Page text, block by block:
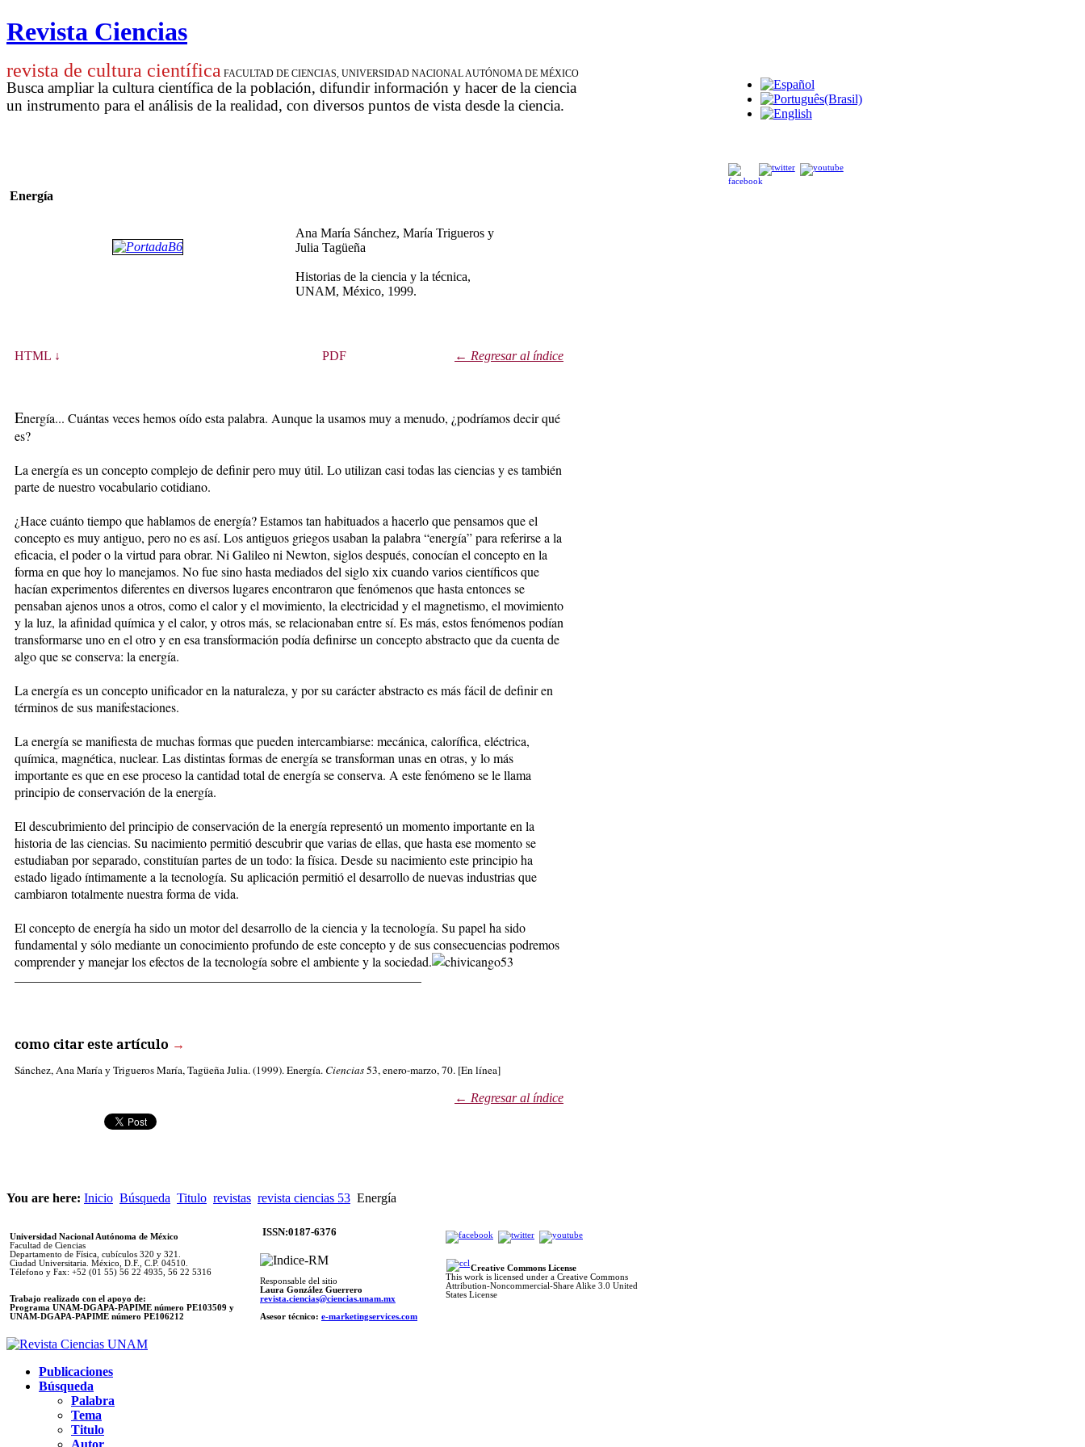
Revista Ciencias
revista de cultura científica FACULTAD DE CIENCIAS, UNIVERSIDAD NACIONAL AUTÓNOMA DE MÉXICO
Busca ampliar la cultura científica de la población, difundir información y hacer de la ciencia
un instrumento para el análisis de la realidad, con diversos puntos de vista desde la ciencia.
Energía
Ana María Sánchez, María Trigueros y
Julia Tagüeña
Historias de la ciencia y la técnica,
UNAM, México, 1999.
HTML ↓ PDF ← Regresar al índice
Energía... Cuántas veces hemos oído esta palabra. Aunque la usamos muy a menudo, ¿podríamos decir qué
es?
La energía es un concepto complejo de definir pero muy útil. Lo utilizan casi todas las ciencias y es también
parte de nuestro vocabulario cotidiano.
¿Hace cuánto tiempo que hablamos de energía? Estamos tan habituados a hacerlo que pensamos que el
concepto es muy antiguo, pero no es así. Los antiguos griegos usaban la palabra “energía” para referirse a la
eficacia, el poder o la virtud para obrar. Ni Galileo ni Newton, siglos después, conocían el concepto en la
forma en que hoy lo manejamos. No fue sino hasta mediados del siglo xix cuando varios científicos que
hacían experimentos diferentes en diversos lugares encontraron que fenómenos que hasta entonces se
pensaban ajenos unos a otros, como el calor y el movimiento, la electricidad y el magnetismo, el movimiento
y la luz, la afinidad química y el calor, y otros más, se relacionaban entre sí. Es más, estos fenómenos podían
transformarse uno en el otro y en esa transformación podía definirse un concepto abstracto que da cuenta de
algo que se conserva: la energía.
La energía es un concepto unificador en la naturaleza, y por su carácter abstracto es más fácil de definir en
términos de sus manifestaciones.
La energía se manifiesta de muchas formas que pueden intercambiarse: mecánica, calorífica, eléctrica,
química, magnética, nuclear. Las distintas formas de energía se transforman unas en otras, y lo más
importante es que en ese proceso la cantidad total de energía se conserva. A este fenómeno se le llama
principio de conservación de la energía.
El descubrimiento del principio de conservación de la energía representó un momento importante en la
historia de las ciencias. Su nacimiento permitió descubrir que varias de ellas, que hasta ese momento se
estudiaban por separado, constituían partes de un todo: la física. Desde su nacimiento este principio ha
estado ligado íntimamente a la tecnología. Su aplicación permitió el desarrollo de nuevas industrias que
cambiaron totalmente nuestra forma de vida.
El concepto de energía ha sido un motor del desarrollo de la ciencia y la tecnología. Su papel ha sido
fundamental y sólo mediante un conocimiento profundo de este concepto y de sus consecuencias podremos
comprender y manejar los efectos de la tecnología sobre el ambiente y la sociedad.
como citar este artículo →
Sánchez, Ana Maríay Trigueros María, Tagüeña Julia. (1999). Energía. Ciencias53, enero-marzo, 70. [En línea]
← Regresar al índice
You are here: Inicio Búsqueda Titulo revistas revista ciencias 53 Energía
Universidad Nacional Autónoma de México
Facultad de Ciencias
Departamento de Física, cubículos 320 y 321.
Ciudad Universitaria. México, D.F., C.P. 04510.
Télefono y Fax: +52 (01 55) 56 22 4935, 56 22 5316
Trabajo realizado con el apoyo de:
Programa UNAM-DGAPA-PAPIME número PE103509 y
UNAM-DGAPA-PAPIME número PE106212
ISSN:0187-6376
Responsable del sitio
Laura González Guerrero
revista.ciencias@ciencias.unam.mx
Asesor técnico: e-marketingservices.com
Creative Commons License
This work is licensed under a Creative Commons
Attribution-Noncommercial-Share Alike 3.0 United
States License
Publicaciones
Búsqueda
Palabra
Tema
Titulo
Autor